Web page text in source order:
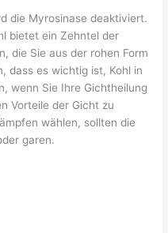
die Myrosinase deaktiviert.
bietet ein Zehntel der
die Sie aus der rohen Form
dass es wichtig ist, Kohl in
wenn Sie Ihre Gichtheilung
Vorteile der Gicht zu
wählen, sollten die
garen.